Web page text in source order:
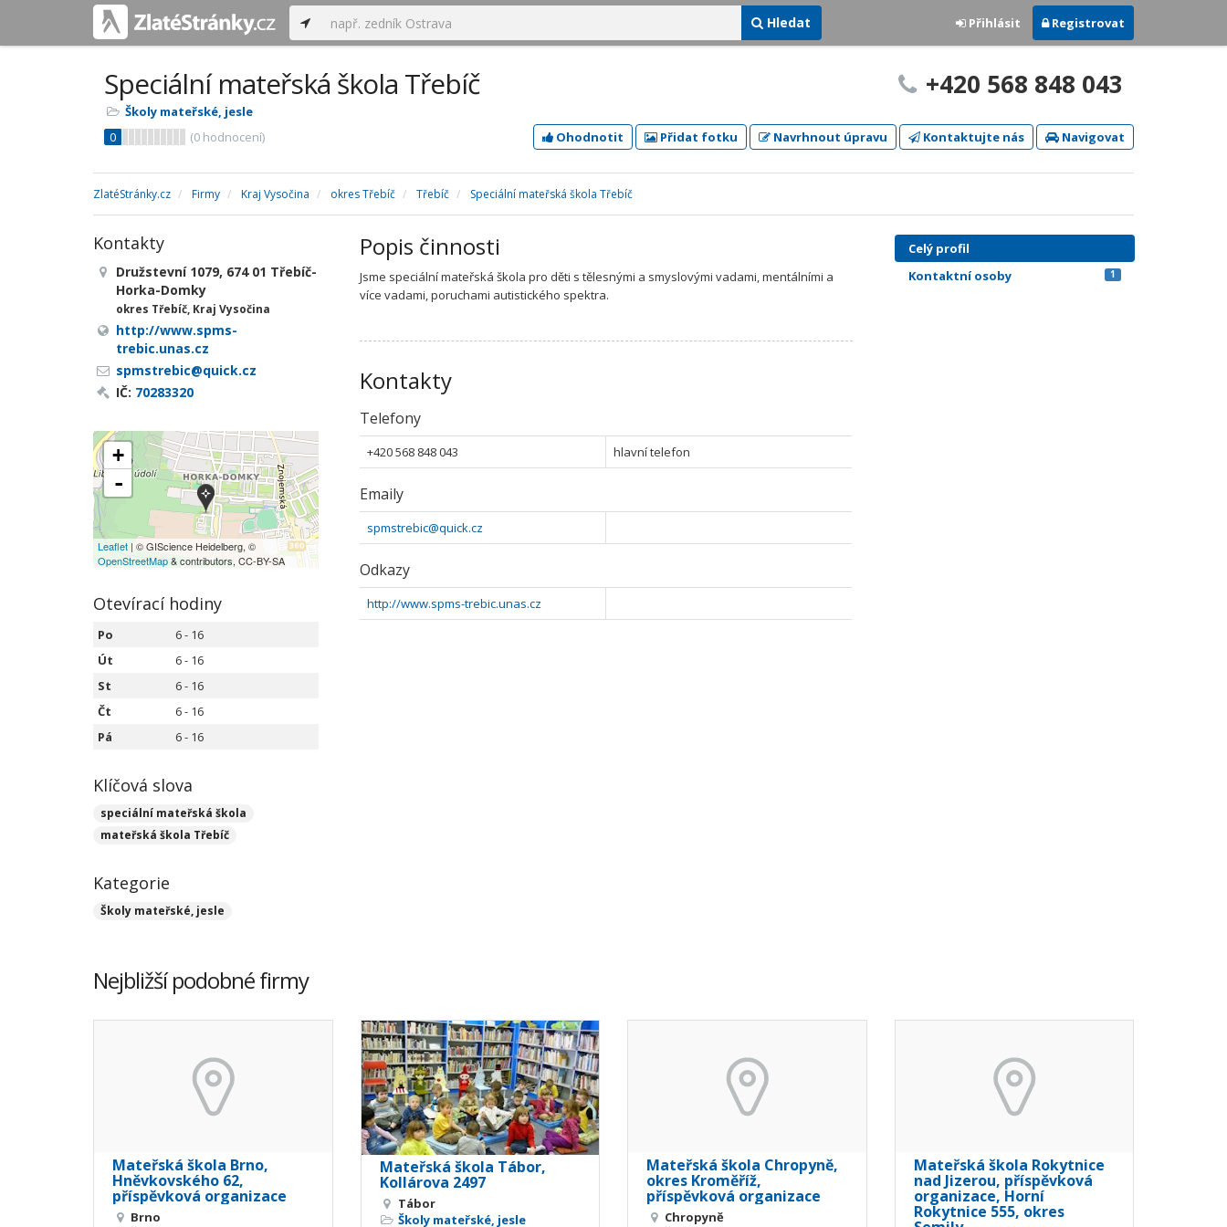
Hledat Přihlásit Registrovat
Speciální mateřská škola Třebíč
Školy mateřské, jesle
0
(0 hodnocení)
+420 568 848 043
Ohodnotit Přidat fotku Navrhnout úpravu Kontaktujte nás Navigovat
ZlatéStránky.cz Firmy Kraj Vysočina okres Třebíč Třebíč Speciální mateřská škola Třebíč
Popis činnosti
Jsme speciální mateřská škola pro děti s tělesnými a smyslovými vadami, mentálními a
více vadami, poruchami autistického spektra.
Kontakty
Telefony
+420 568 848 043 hlavní telefon
Emaily
spmstrebic@quick.cz
Odkazy
http://www.spms-trebic.unas.cz
Kontakty
Družstevní 1079, 674 01 Třebíč-
Horka-Domky
okres Třebíč, Kraj Vysočina
http://www.spms-
trebic.unas.cz
spmstrebic@quick.cz
IČ: 70283320
+
-
Leaflet | © GIScience Heidelberg, ©
OpenStreetMap& contributors, CC-BY-SA
Otevírací hodiny
Po
6 - 16
Út
6 - 16
St
6 - 16
Čt
6 - 16
Pá
6 - 16
Klíčová slova
speciální mateřská škola
mateřská škola Třebíč
Kategorie
Školy mateřské, jesle
Celý profil
Kontaktní osoby
1
Nejbližší podobné firmy
Mateřská škola Brno,
Hněvkovského 62,
příspěvková organizace
Brno
Mateřská škola Tábor,
Kollárova 2497
Tábor
Školy mateřské, jesle
Mateřská škola Chropyně,
okres Kroměříž,
příspěvková organizace
Chropyně
Mateřská škola Rokytnice
nad Jizerou, příspěvková
organizace, Horní
Rokytnice 555, okres